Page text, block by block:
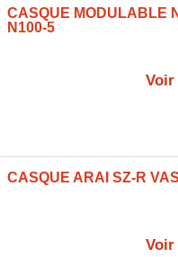
CASQUE MODULABLE
N100-5
CASQUE ARAI SZ-R VAS